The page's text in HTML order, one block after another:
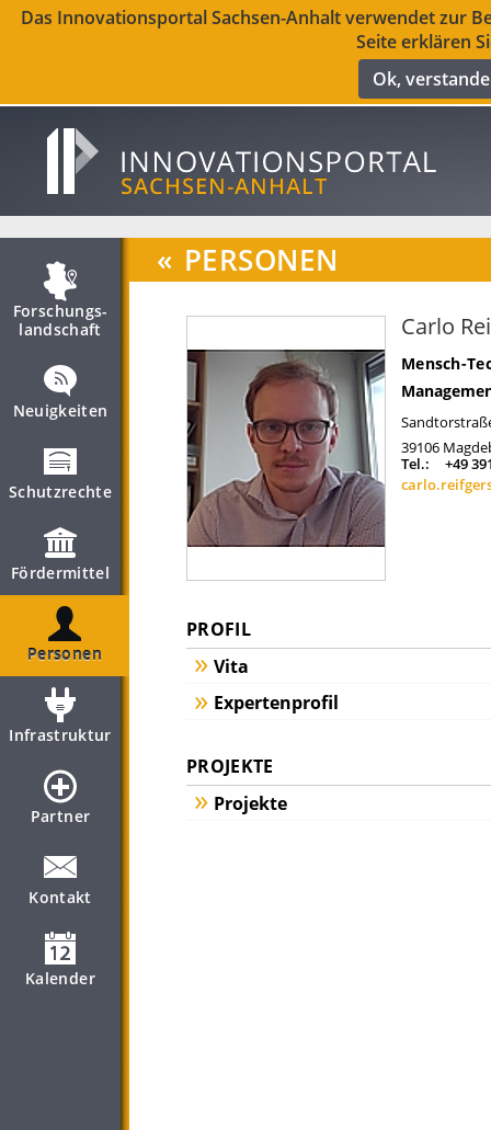
Das Innovationsportal Sachsen-Anhalt verwendet zur
Seite erklären
Ok,
Forschungs­
landschaft
Neuigkeiten
Schutzrechte
Fördermittel
Personen
Infrastruktur
Partner
Kontakt
Kalender
« PERSONEN
Carlo
Mensch-
39106
Tel.:
+49
PROFIL
Vita
Expertenprofil
PROJEKTE
Projekte